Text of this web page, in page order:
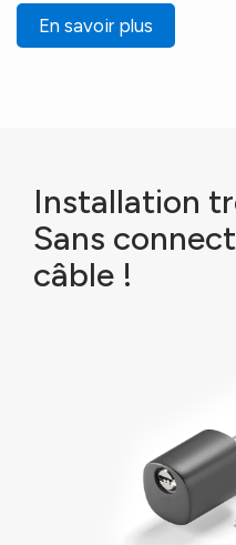
En savoir plus
Installation
Sans
câble !